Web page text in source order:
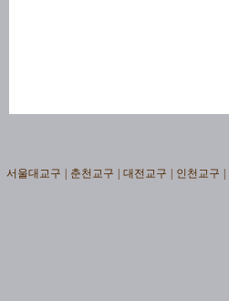
서울대교구 춘천교구 대전교구 인천교구